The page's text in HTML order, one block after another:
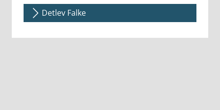
Detlev Falke